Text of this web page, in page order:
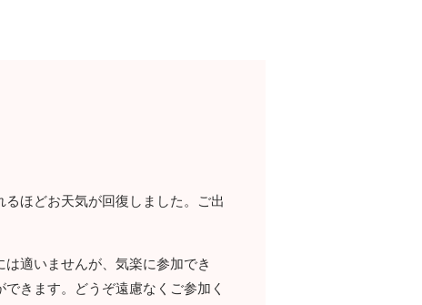
ほどお天気が回復しました。ご出
適いませんが、気楽に参加でき
きます。どうぞ遠慮なくご参加く